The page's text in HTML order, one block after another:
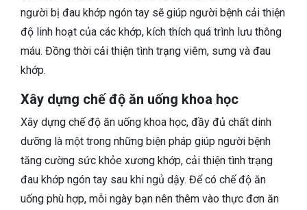
người bị đau khớp ngón tay sẽ giúp người bệnh cải thiện
độ linh hoạt của các khớp, kích thích quá trình lưu thông
máu. Đồng thời cải thiện tình trạng viêm, sưng và đau
khớp.
Xây dựng chế độ ăn uống khoa học
Xây dựng chế độ ăn uống khoa học, đầy đủ chất dinh
dưỡng là một trong những biện pháp giúp người bệnh
tăng cường sức khỏe xương khớp, cải thiện tình trạng
đau khớp ngón tay sau khi ngủ dậy. Để có chế độ ăn
uống phù hợp, mỗi ngày bạn nên thêm vào thực đơn ăn